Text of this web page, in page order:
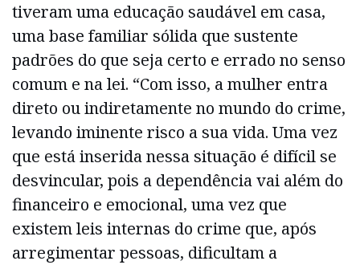
tiveram uma educação saudável em casa,
uma base familiar sólida que sustente
padrões do que seja certo e errado no senso
comum e na lei. “Com isso, a mulher entra
direto ou indiretamente no mundo do crime,
levando iminente risco a sua vida. Uma vez
que está inserida nessa situação é difícil se
desvincular, pois a dependência vai além do
financeiro e emocional, uma vez que
existem leis internas do crime que, após
arregimentar pessoas, dificultam a